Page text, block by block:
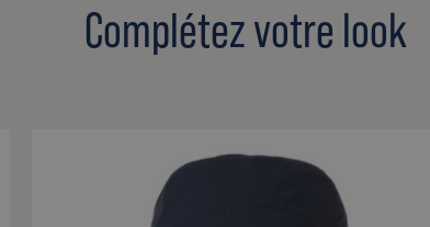
Complétez votre look